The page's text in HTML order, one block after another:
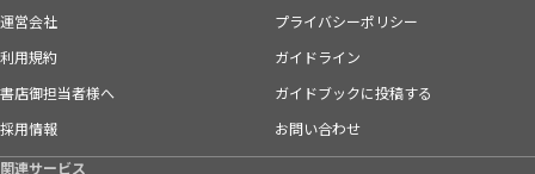
運営会社
プライバシーポリシー
利用規約
ガイドライン
書店御担当者様へ
ガイドブックに投稿する
採用情報
お問い合わせ
関連サービス